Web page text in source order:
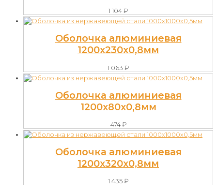
1 104₽
Оболочка алюминиевая
1200х230х0,8мм
1 063 ₽
Оболочка алюминиевая
1200х80х0,8мм
474₽
Оболочка алюминиевая
1200х320х0,8мм
1 435₽